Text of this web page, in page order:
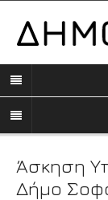
Άσκηση
Δήμο